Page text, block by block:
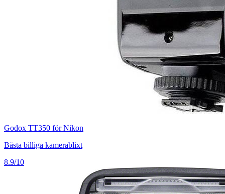
Godox TT350 för Nikon
Bästa billiga kamerablixt
8.9/10